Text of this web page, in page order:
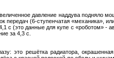
давление наддува подняло
(6-ступенчатая «механика»,
с (это данные для купе с «роботом» -
за 4,3 с.
это решётка радиатора,